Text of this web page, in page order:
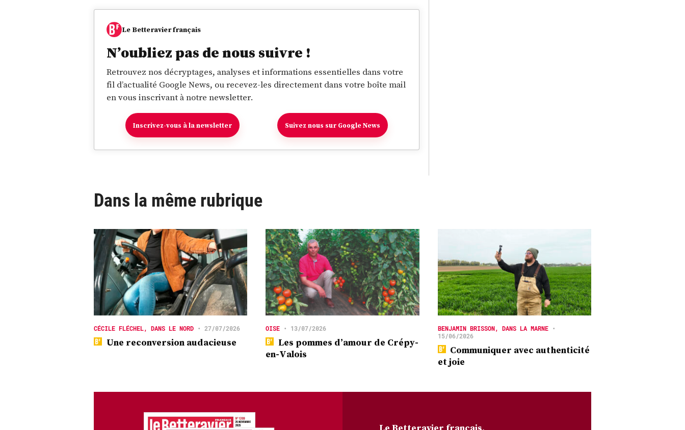
Le Betteravier français
N’oubliez pas de nous suivre !
Retrouvez nos décryptages, analyses et informations essentielles dans votre
fil d’actualité Google News, ou recevez-les directement dans votre boîte mail
en vous inscrivant à notre newsletter.
Inscrivez-vous à la newsletter Suivez nous sur Google News
Dans la même rubrique
CÉCILE FLÉCHEL, DANS LE NORD • 27/07/2026
Une reconversion audacieuse
OISE • 13/07/2026
Les pommes d’amour de Crépy-
en-Valois
BENJAMIN BRISSON, DANS LA MARNE •
15/06/2026
Communiquer avec authenticité
et joie